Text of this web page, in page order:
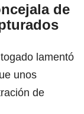
de
lamentó
unos
de